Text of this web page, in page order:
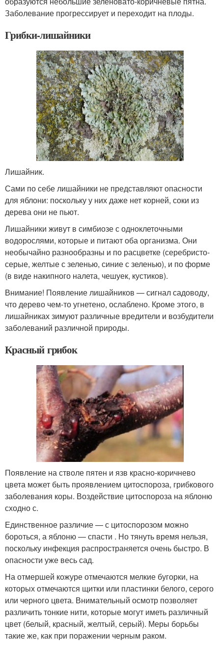
Заболевание прогрессирует и переходит на плоды.
Грибки-лишайники
Лишайник.
Сами по себе лишайники не представляют опасности
для яблони: поскольку у них даже нет корней, соки из
дерева они не пьют.
Лишайники живут в симбиозе с одноклеточными
водорослями, которые и питают оба организма. Они
необычайно разнообразны и по расцветке (серебристо-
серые, желтые с зеленью, синие с зеленью), и по форме
(в виде накипного налета, чешуек, кустиков).
Внимание! Появление лишайников — сигнал садоводу,
что дерево чем-то угнетено, ослаблено. Кроме этого, в
лишайниках зимуют различные вредители и возбудители
заболеваний различной природы.
Красный грибок
Появление на стволе пятен и язв красно-коричнево
цвета может быть проявлением цитоспороза, грибкового
заболевания коры. Воздействие цитоспороза на яблоню
сходно с.
Единственное различие — с цитоспорозом можно
бороться, а яблоню — спасти . Но тянуть время нельзя,
поскольку инфекция распространяется очень быстро. В
опасности уже весь сад.
На отмершей кожуре отмечаются мелкие бугорки, на
кото­рых отмечаются щитки или пластинки белого, серого
или черного цвета. Внимательный осмотр позволяет
разли­чить тонкие нити, которые могут иметь различный
цвет (белый, красный, жел­тый, серый). Меры борьбы
такие же, как при поражении черным раком.